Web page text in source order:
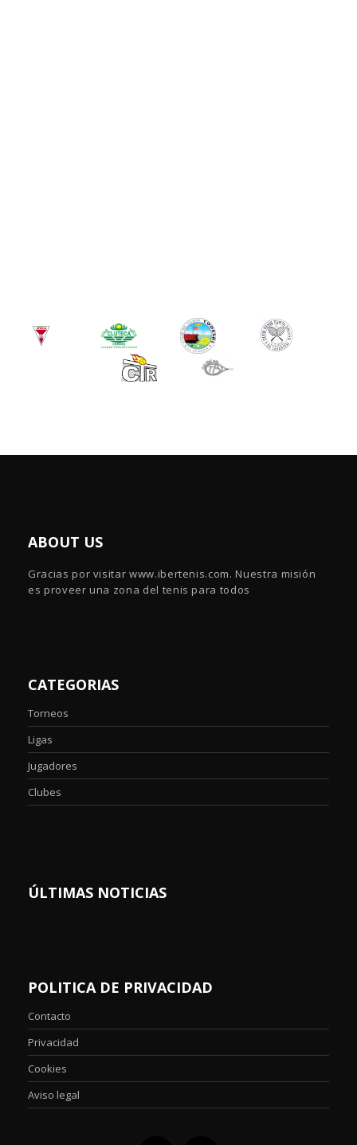
ABOUT US
Gracias por visitar www.ibertenis.com. Nuestra misión
es proveer una zona del tenis para todos
CATEGORIAS
Torneos
Ligas
Jugadores
Clubes
ÚLTIMAS NOTICIAS
POLITICA DE PRIVACIDAD
Contacto
Privacidad
Cookies
Aviso legal